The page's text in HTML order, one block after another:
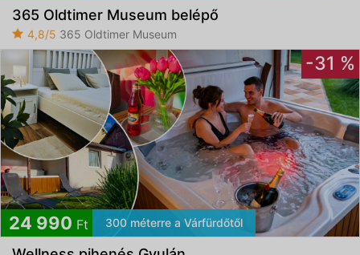
365 Oldtimer Museum belépő
4,8/5 365 Oldtimer Museum
-31 %
24 990 Ft 300 méterre a Várfürdőtől